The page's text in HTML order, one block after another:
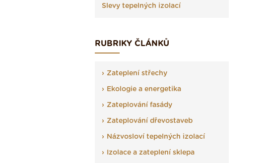
Slevy tepelných izolací
RUBRIKY ČLÁNKŮ
Zateplení střechy
Ekologie a energetika
Zateplování fasády
Zateplování dřevostaveb
Názvosloví tepelných izolací
Izolace a zateplení sklepa